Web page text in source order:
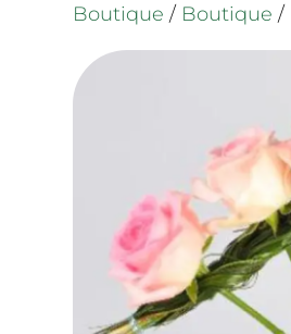
Boutique / Boutique /